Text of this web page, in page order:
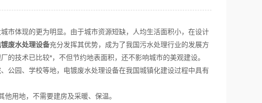
体现的更为明显。由于城市资源短缺，人均生活面积小，在设计
镀废水处理设备充分发挥其优势，成为了我国污水处理行业的发展方
技术已比较*，不但节约地表面积，还不影响城市的美观建设。
园、学校等地，电镀废水处理设备在我国城镇化建设过程中具有
用地，不需要建房及采暖、保温。